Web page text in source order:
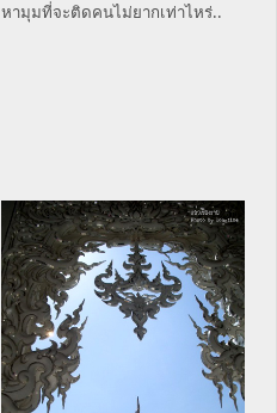
หามุมที่จะติดคนไม่ยากเท่าไหร่..